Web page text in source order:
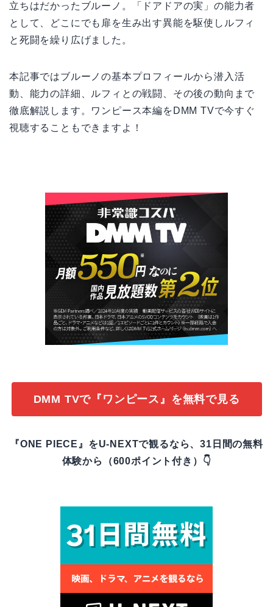
立ちはだかったブルーノ。「ドアドアの実」の能力者
として、どこにでも扉を生み出す異能を駆使しルフィ
と死闘を繰り広げました。
本記事ではブルーノの基本プロフィールから潜入活
動、能力の詳細、ルフィとの戦闘、その後の動向まで
徹底解説します。ワンピース本編をDMM TVで今すぐ
視聴することもできますよ！
DMM TVで『ワンピース』を無料で見る
『ONE PIECE』をU-NEXTで観るなら、31日間の無料
体験から（600ポイント付き）👇